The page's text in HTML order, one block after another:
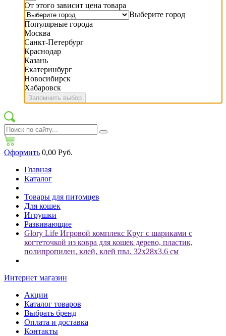
От этого зависит цена товара
Выберите город
Популярные города
Москва
Санкт-Петербург
Краснодар
Казань
Екатеринбург
Новосибирск
Хабаровск
Запомнить выбор
Оформить 0,00 Руб.
Главная
Каталог
Товары для питомцев
Для кошек
Игрушки
Развивающие
Glory Life Игровой комплекс Круг с шариками c
когтеточкой из ковра для кошек дерево, пластик,
полипропилен, клей, клей пва. 32х28х3,6 см
Интернет магазин
Акции
Каталог товаров
Выбрать бренд
Оплата и доставка
Контакты